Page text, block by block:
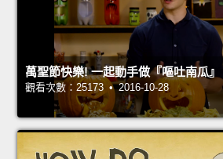
萬聖節快樂! 一起動手做『嘔吐南瓜』
觀看次數：25173 • 2016-10-28